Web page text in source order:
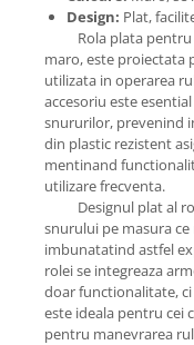
Design: Plat,
Rola plata pentru
maro, este proiectata
utilizata in operarea
accesoriu este
snururilor, prevenind
din plastic rezistent
mentinand
utilizare frecventa.
Designul plat al
snurului pe masura
imbunatatind astfel
rolei se integreaza
doar functionalitate, ci
este ideala pentru cei
pentru manevrarea